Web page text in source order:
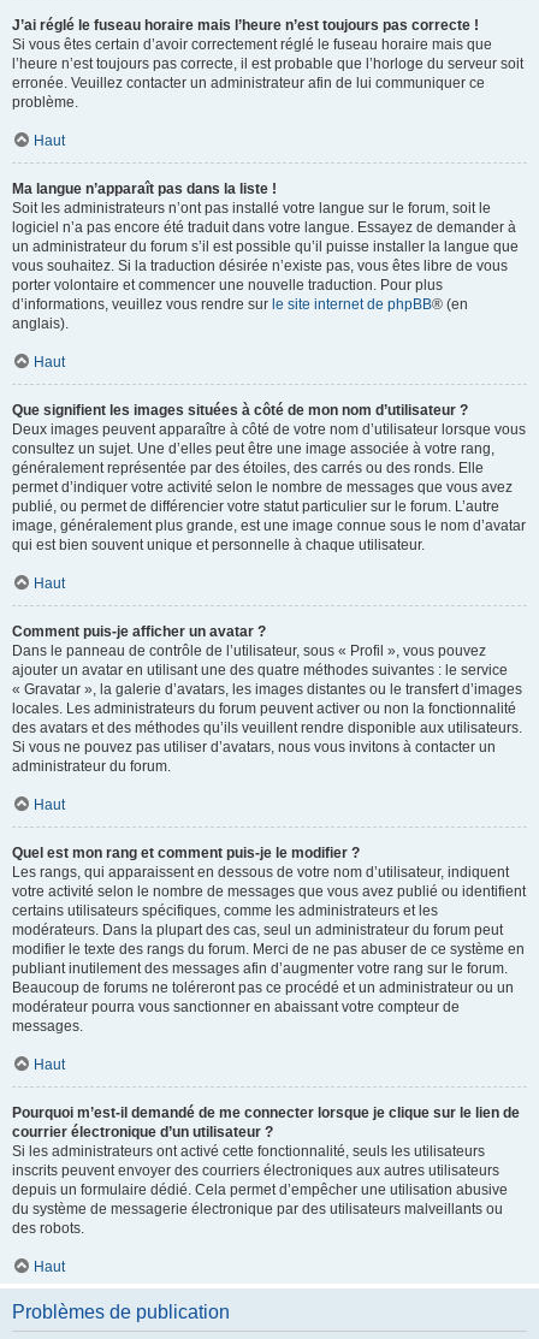
J’ai réglé le fuseau horaire mais l’heure n’est toujours pas correcte !
Si vous êtes certain d’avoir correctement réglé le fuseau horaire mais que
l’heure n’est toujours pas correcte, il est probable que l’horloge du serveur soit
erronée. Veuillez contacter un administrateur afin de lui communiquer ce
problème.
Haut
Ma langue n’apparaît pas dans la liste !
Soit les administrateurs n’ont pas installé votre langue sur le forum, soit le
logiciel n’a pas encore été traduit dans votre langue. Essayez de demander à
un administrateur du forum s’il est possible qu’il puisse installer la langue que
vous souhaitez. Si la traduction désirée n’existe pas, vous êtes libre de vous
porter volontaire et commencer une nouvelle traduction. Pour plus
d’informations, veuillez vous rendre sur le site internet de phpBB® (en
anglais).
Haut
Que signifient les images situées à côté de mon nom d’utilisateur ?
Deux images peuvent apparaître à côté de votre nom d’utilisateur lorsque vous
consultez un sujet. Une d’elles peut être une image associée à votre rang,
généralement représentée par des étoiles, des carrés ou des ronds. Elle
permet d’indiquer votre activité selon le nombre de messages que vous avez
publié, ou permet de différencier votre statut particulier sur le forum. L’autre
image, généralement plus grande, est une image connue sous le nom d’avatar
qui est bien souvent unique et personnelle à chaque utilisateur.
Haut
Comment puis-je afficher un avatar ?
Dans le panneau de contrôle de l’utilisateur, sous « Profil », vous pouvez
ajouter un avatar en utilisant une des quatre méthodes suivantes : le service
« Gravatar », la galerie d’avatars, les images distantes ou le transfert d’images
locales. Les administrateurs du forum peuvent activer ou non la fonctionnalité
des avatars et des méthodes qu’ils veuillent rendre disponible aux utilisateurs.
Si vous ne pouvez pas utiliser d’avatars, nous vous invitons à contacter un
administrateur du forum.
Haut
Quel est mon rang et comment puis-je le modifier ?
Les rangs, qui apparaissent en dessous de votre nom d’utilisateur, indiquent
votre activité selon le nombre de messages que vous avez publié ou identifient
certains utilisateurs spécifiques, comme les administrateurs et les
modérateurs. Dans la plupart des cas, seul un administrateur du forum peut
modifier le texte des rangs du forum. Merci de ne pas abuser de ce système en
publiant inutilement des messages afin d’augmenter votre rang sur le forum.
Beaucoup de forums ne toléreront pas ce procédé et un administrateur ou un
modérateur pourra vous sanctionner en abaissant votre compteur de
messages.
Haut
Pourquoi m’est-il demandé de me connecter lorsque je clique sur le lien de
courrier électronique d’un utilisateur ?
Si les administrateurs ont activé cette fonctionnalité, seuls les utilisateurs
inscrits peuvent envoyer des courriers électroniques aux autres utilisateurs
depuis un formulaire dédié. Cela permet d’empêcher une utilisation abusive
du système de messagerie électronique par des utilisateurs malveillants ou
des robots.
Haut
Problèmes de publication